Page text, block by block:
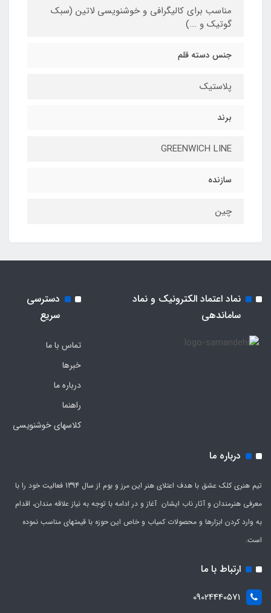
مناسب برای کالیگرافی و خوشنویسی لاتین (سبک
گوتیک و ...)
جنس دسته قلم
پلاستیک
برند
GREENWICH LINE
سازنده
چین
نماد اعتماد الکترونیک و نماد
ساماندهی
دسترسی
سریع
تماس با ما
خبرها
درباره ما
راهنما
کلاسهای خوشنویسی
درباره ما
تیم هنری کلک عشق با هدف اعتلای هنر این مرز و بوم از سال 1394 فعالیت خود را با
معرفی هنرمندان و آثار ناب ایشان آغاز و در ادامه با توجه به نیاز علاقه مندان، اقدام
به وارد کردن ابزارها و محصولات کمیاب و خاص این حوزه با قیمتهای مناسب نموده
است.
ارتباط با ما
09024440571